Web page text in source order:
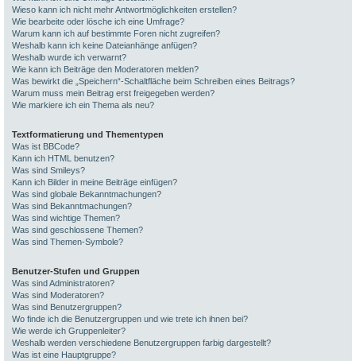
Wieso kann ich nicht mehr Antwortmöglichkeiten erstellen?
Wie bearbeite oder lösche ich eine Umfrage?
Warum kann ich auf bestimmte Foren nicht zugreifen?
Weshalb kann ich keine Dateianhänge anfügen?
Weshalb wurde ich verwarnt?
Wie kann ich Beiträge den Moderatoren melden?
Was bewirkt die „Speichern“-Schaltfläche beim Schreiben eines Beitrags?
Warum muss mein Beitrag erst freigegeben werden?
Wie markiere ich ein Thema als neu?
Textformatierung und Thementypen
Was ist BBCode?
Kann ich HTML benutzen?
Was sind Smileys?
Kann ich Bilder in meine Beiträge einfügen?
Was sind globale Bekanntmachungen?
Was sind Bekanntmachungen?
Was sind wichtige Themen?
Was sind geschlossene Themen?
Was sind Themen-Symbole?
Benutzer-Stufen und Gruppen
Was sind Administratoren?
Was sind Moderatoren?
Was sind Benutzergruppen?
Wo finde ich die Benutzergruppen und wie trete ich ihnen bei?
Wie werde ich Gruppenleiter?
Weshalb werden verschiedene Benutzergruppen farbig dargestellt?
Was ist eine Hauptgruppe?